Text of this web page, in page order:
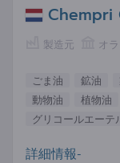
Chempri
製造元 オ
ごま油 鉱油
動物油
植物油
グリコールエーテ
詳細情報-